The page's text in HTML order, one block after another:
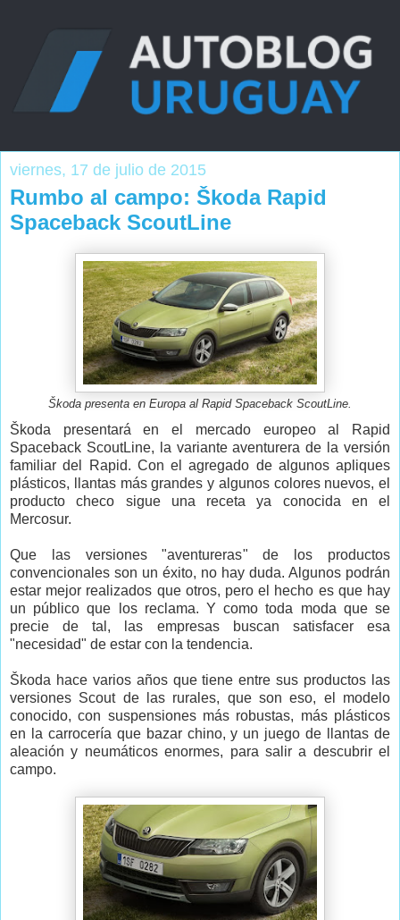
viernes, 17 de julio de 2015
Rumbo al campo: Škoda Rapid
Spaceback ScoutLine
Škoda presenta en Europa al Rapid Spaceback ScoutLine.
Škoda presentará en el mercado europeo al Rapid
Spaceback ScoutLine, la variante aventurera de la versión
familiar del Rapid. Con el agregado de algunos apliques
plásticos, llantas más grandes y algunos colores nuevos, el
producto checo sigue una receta ya conocida en el
Mercosur.
Que las versiones "aventureras" de los productos
convencionales son un éxito, no hay duda. Algunos podrán
estar mejor realizados que otros, pero el hecho es que hay
un público que los reclama. Y como toda moda que se
precie de tal, las empresas buscan satisfacer esa
"necesidad" de estar con la tendencia.
Škoda hace varios años que tiene entre sus productos las
versiones Scout de las rurales, que son eso, el modelo
conocido, con suspensiones más robustas, más plásticos
en la carrocería que bazar chino, y un juego de llantas de
aleación y neumáticos enormes, para salir a descubrir el
campo.